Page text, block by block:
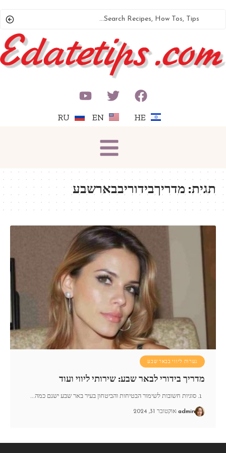
HE
EN
RU
תגית:מדריךבידוריבבארשבע
נערות ליווי בבאר שבע
מדריך בידורי לבאר שבע: שירותי ליווי ועוד
…
admin אוקטובר 31, 2024